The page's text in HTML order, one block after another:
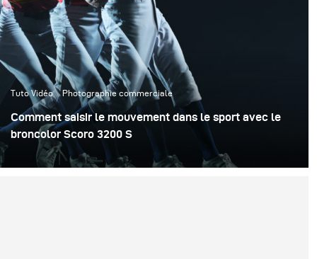
Tuto Vidéo Photographie commerciale
Comment saisir le mouvement dans le sport avec le
broncolor Scoro 3200 S